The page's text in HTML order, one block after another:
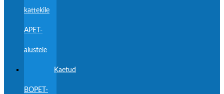
kattekile
APET-
alustele
Kaetud
BOPET-